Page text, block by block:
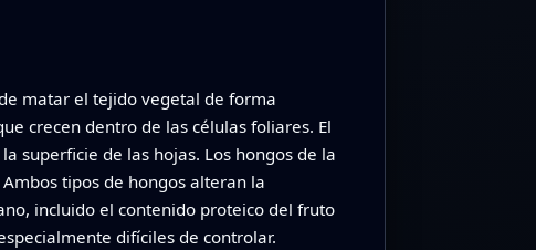
matar el tejido vegetal de forma
crecen dentro de las células foliares. El
superficie de las hojas. Los hongos de la
tipos de hongos alteran la
incluido el contenido proteico del fruto
difíciles de controlar.